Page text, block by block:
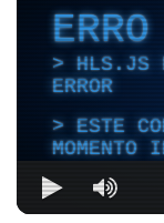
HLS.JS
ERROR
ESTE
MOMENTO